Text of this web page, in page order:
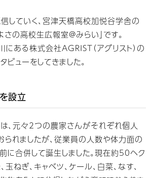
していく、宮津天橋高校加悦谷学舎の
の高校生広報室@みらい」です。
にある株式会社AGRIST（アグリスト）の
ューをしてきました。
設立
、元々2つの農家さんがそれぞれ個人
られましたが、従業員の人数や体力面の
に合併して誕生しました。現在約50ヘク
ねぎ、キャベツ、ケール、白菜、なす、